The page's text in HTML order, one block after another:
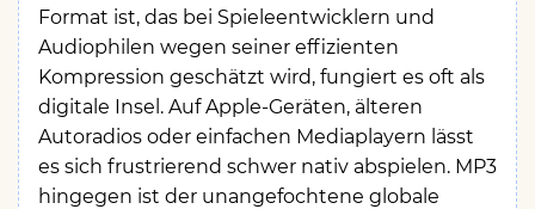
Format ist, das bei Spieleentwicklern und
Audiophilen wegen seiner effizienten
Kompression geschätzt wird, fungiert es oft als
digitale Insel. Auf Apple-Geräten, älteren
Autoradios oder einfachen Mediaplayern lässt
es sich frustrierend schwer nativ abspielen. MP3
hingegen ist der unangefochtene globale